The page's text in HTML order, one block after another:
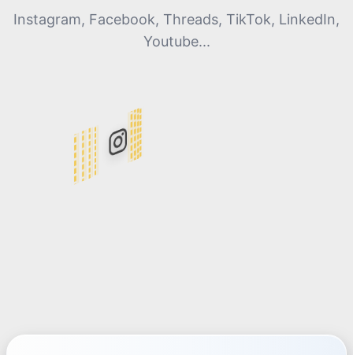
Instagram, Facebook, Threads, TikTok, LinkedIn,
Youtube...